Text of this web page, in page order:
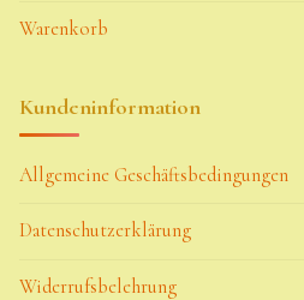
Warenkorb
Kundeninformation
Allgemeine Geschäftsbedingungen
Datenschutzerklärung
Widerrufsbelehrung